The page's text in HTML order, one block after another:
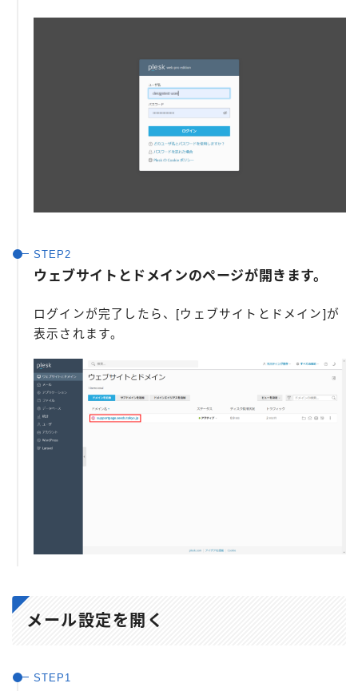
ウェブサイトとドメインのページが開きます。
ログインが完了したら、[ウェブサイトとドメイン]が
表示されます。
メール設定を開く